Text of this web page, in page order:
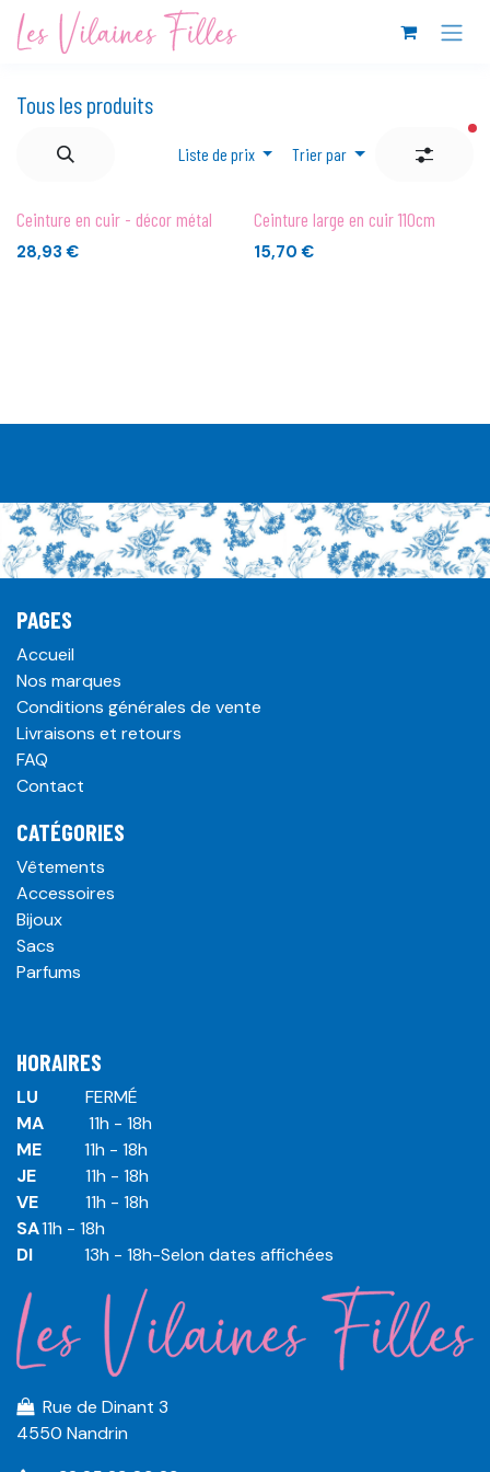
Se rendre au contenu
Tous les produits
Liste de prix Trier par
Ceinture en cuir - décor métal
28,93 €
Ceinture large en cuir 110cm
15,70 €
PAGES
Accueil
Nos marques
Conditions générales de vente
Livraisons et retours
FAQ
Contact
CATÉGORIES
Vêtements
Accessoires
Bijoux
Sacs
Parfums
HORAIRES
LU
​ ​FERMÉ
MA
​11h - 18h
ME
​11h - 18h
JE
​​11h - 18h
VE
​​​11h - 18h
SA​​​11h - 18h
DI
​​​ 13h - 18h-Selon dates affichées
Rue de Dinant 3
4550 Nandrin